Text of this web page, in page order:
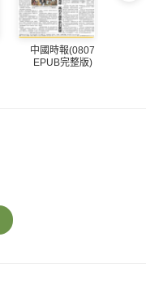
中國時報(0807
EPUB完整版)